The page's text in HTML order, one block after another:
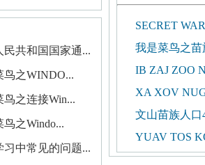
民共和国国家通...
鸟之WINDO...
鸟之连接Win...
鸟之Windo...
习中常见的问题...
SECRET
我是菜鸟之苗
IB ZAJ ZOO
XA XOV
文山苗族人口
YUAV TOS